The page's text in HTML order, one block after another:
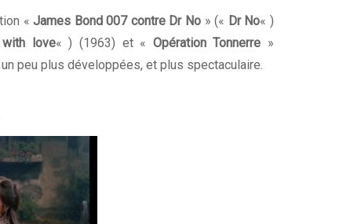
«James Bond 007 contre Dr No » (« Dr No« )
with love« ) (1963) et « Opération Tonnerre »
peu plus développées, et plus spectaculaire.